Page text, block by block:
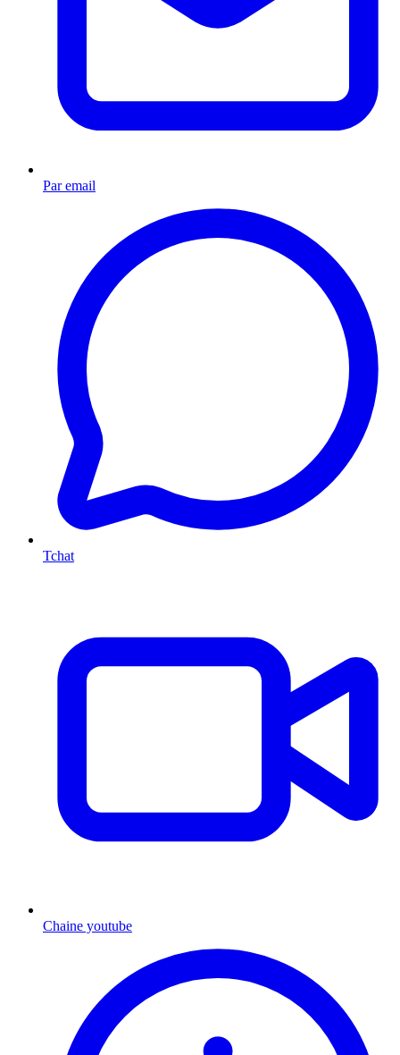
Par email
Tchat
Chaine youtube